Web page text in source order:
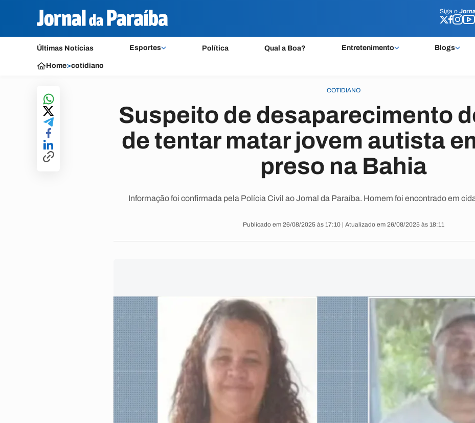
Siga o
Últimas Notícias Esportes Política Qual a Boa? Entretenimento Blogs
Siga o
Home>cotidiano
COTIDIANO
Suspeito de desaparecimento
de tentar matar jovem autista
preso na Bahia
Informação foi confirmada pela Polícia Civil ao Jornal da Paraíba. Homem foi encontrado em
Publicado em 26/08/2025 às 17:10 | Atualizado em 26/08/2025 às 18:11